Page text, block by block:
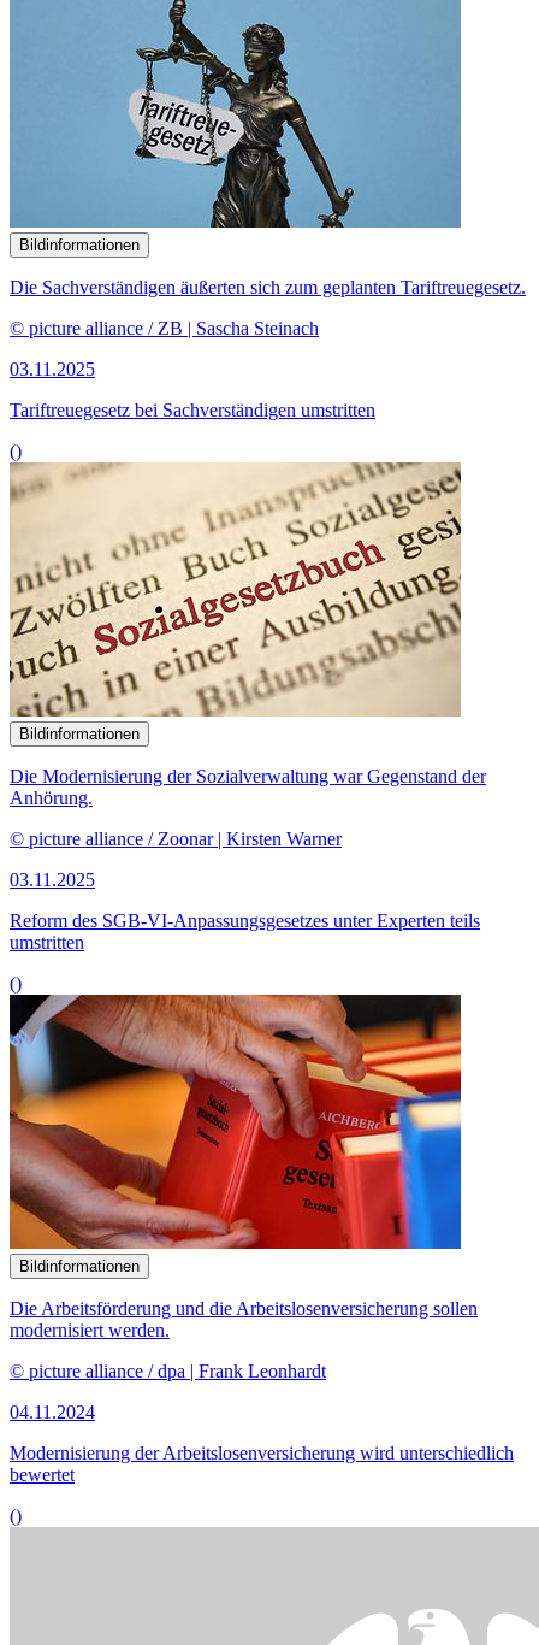
Bildinformationen
Die Sachverständigen äußerten sich zum geplanten Tariftreuegesetz.
© picture alliance / ZB | Sascha Steinach
03.11.2025
Tariftreuegesetz bei Sachverständigen umstritten
()
Bildinformationen
Die Modernisierung der Sozialverwaltung war Gegenstand der
Anhörung.
© picture alliance / Zoonar | Kirsten Warner
03.11.2025
Reform des SGB-VI-Anpas­sungsgesetzes unter Experten teils
umstritten
()
Bildinformationen
Die Arbeitsförderung und die Arbeitslosenversicherung sollen
modernisiert werden.
© picture alliance / dpa | Frank Leonhardt
04.11.2024
Modernisierung der Arbeitslosenversicherung wird unterschiedlich
bewertet
()